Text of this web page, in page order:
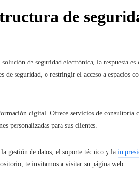
de
de seguridad electrónica, la respuesta es
de seguridad, o restringir el acceso a espacios
digital. Ofrece servicios de consultoría
personalizadas para sus clientes.
gestión de datos, el soporte técnico y la
te invitamos a visitar su página web.